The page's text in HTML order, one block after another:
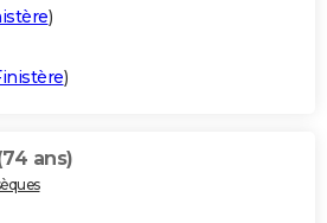
)
)
ans)